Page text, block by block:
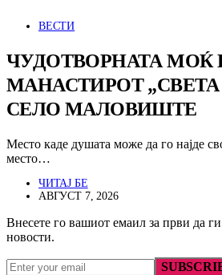
ВЕСТИ
ЧУДОТВОРНАТА МОЌ
МАНАСТИРОТ „СВЕТА
СЕЛО МАЛОВИШТЕ
Место каде душата може да го најде
место…
ЧИТАЈ БЕ
АВГУСТ 7, 2026
Внесете го вашиот емаил за први да
новости.